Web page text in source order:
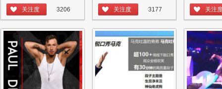
关注度 3206 关注度 3177 关注